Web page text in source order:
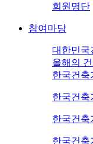
회원명단
참여마당
대한민국
올해의
한국건축
한국건축
한국건축
한국건축